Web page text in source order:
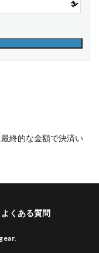
終的な金額で決済い
よくある質問
.